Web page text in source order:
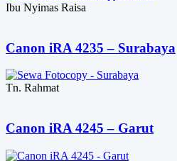
Ibu Nyimas Raisa
Canon iRA 4235 – Surabaya
Tn. Rahmat
Canon iRA 4245 – Garut